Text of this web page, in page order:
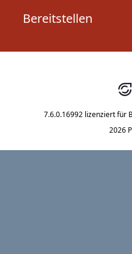
Bereitstellen
7.6.0.16992 lizenziert für
2026